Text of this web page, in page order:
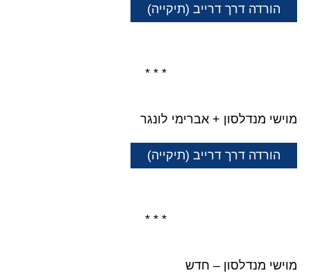
הורדה דרך דרייב (תיקייה)
* * *
מוישי מנדלסון + אברימי לונגר
הורדה דרך דרייב (תיקייה)
* * *
מוישי מנדלסון – חדש